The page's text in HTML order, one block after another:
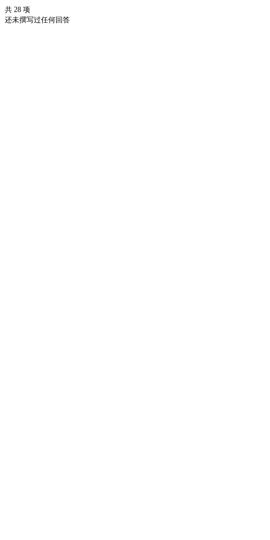
共 28 项
还未撰写过任何回答